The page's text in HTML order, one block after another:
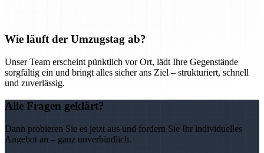
Wie läuft der Umzugstag ab?
Unser Team erscheint pünktlich vor Ort, lädt Ihre Gegenstände
sorgfältig ein und bringt alles sicher ans Ziel – strukturiert, schnell
und zuverlässig.
Alle Fragen geklärt?
Dann probieren Sie es jetzt aus und fordern Sie Ihr individuelles
Angebot an – ganz unverbindlich.